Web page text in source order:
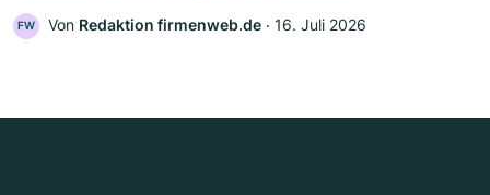
FW Von Redaktion firmenweb.de ‧ 16. Juli 2026